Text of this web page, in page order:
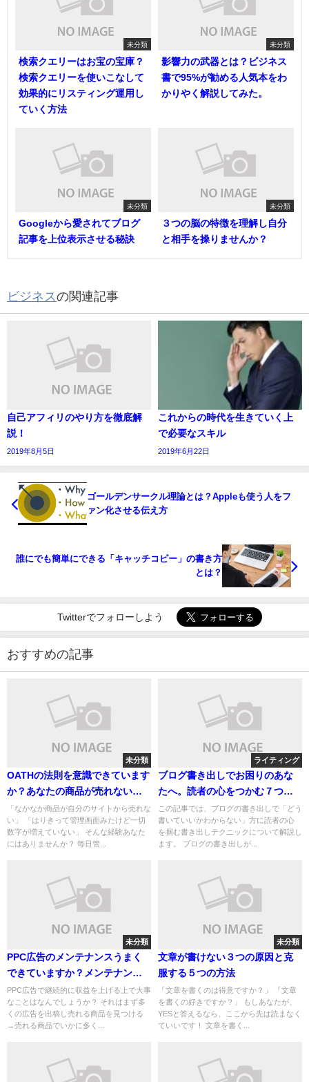
未分類
検索クエリーはお宝の宝庫？
検索クエリーを使いこなして
効果的にリスティング運用し
ていく方法
未分類
影響力の武器とは？ビジネス
書で95%が勧める人気本をわ
かりやく解説してみた。
未分類
Googleから愛されてブログ
記事を上位表示させる秘訣
未分類
３つの脳の特徴を理解し自分
と相手を操りませんか？
ビジネスの関連記事
自己アフィリのやり方を徹底解
説！
2019年8月5日
これからの時代を生きていく上
で必要なスキル
2019年6月22日
ゴールデンサークル理論とは？Appleも使う人をフ
ァン化させる伝え方
誰にでも簡単にできる「キャッチコピー」の書き方
とは？
Twitterでフォローしよう
おすすめの記事
未分類
OATHの法則を意識できています
か？あなたの商品が売れない理
由について解説しました。
「なかなか商品が自分のサイトから売れな
い」 「はりきって管理画面みたけど一切
数字が増えていない」 そんな経験あなた
にはありませんか？ 毎日管...
ライティング
ブログ書き出しでお困りのあな
たへ。読者の心をつかむ７つの
技法
この記事では、ブログの書き出しで「どう
書いていいかわからない」方に読者の心
を掴む書き出しテクニックについて解説し
ます。 ブログの書き出しが...
未分類
PPC広告のメンテナンスうまく
できていますか？メンテナンス
を制して収益UPをしていきまし
ょう。
PPC広告で継続的に収益を上げる上で大事
なことはなんでしょうか？ それはまず多
くの広告を出稿し売れる商品を見つける
→売れる商品でいかに多く...
未分類
文章が書けない３つの原因と克
服する５つの方法
「文章を書くのは得意ですか？」 「文章
を書くの好きですか？」 もしあなたが、
YESと答えるなら、ここから先は読まなく
ていいです！ 文章を書く...